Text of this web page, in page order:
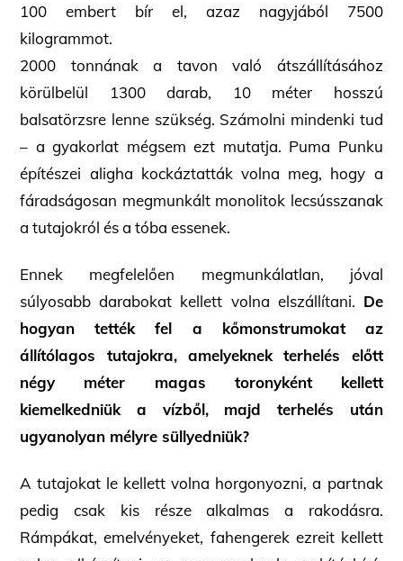
100 embert bír el, azaz nagyjából 7500
kilogrammot.
2000 tonnának a tavon való átszállításához
körülbelül 1300 darab, 10 méter hosszú
balsatörzsre lenne szükség. Számolni mindenki tud
– a gyakorlat mégsemezt mutatja. Puma Punku
építészei aligha kockáztatták volna meg, hogy a
fáradságosan megmunkált monolitok lecsússzanak
a tutajokról és a tóba essenek.
Ennek megfelelően megmunkálatlan, jóval
súlyosabb darabokat kellett volna elszállítani. De
hogyan tették fel a kőmonstrumokat az
állítólagos tutajokra, amelyeknek terhelés előtt
négy méter magas toronyként kellett
kiemelkedniük a vízből, majd terhelés után
ugyanolyan mélyre süllyedniük?
A tutajokat le kellett volna horgonyozni, a partnak
pedig csak kis része alkalmas a rakodásra.
Rámpákat, emelvényeket, fahengerek ezreit kellett